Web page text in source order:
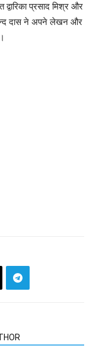
प्रसाद मिश्र और
दास ने अपने लेखन और